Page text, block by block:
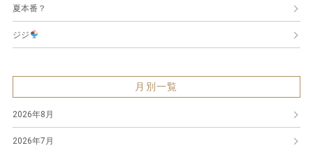
夏本番？
ジジ
月別一覧
2026年8月
2026年7月